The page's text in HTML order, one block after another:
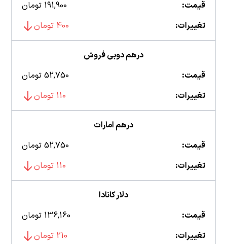
قیمت:
191,900 تومان
تغییرات:
400 تومان
درهم دوبی فروش
قیمت:
52,750 تومان
تغییرات:
110 تومان
درهم امارات
قیمت:
52,750 تومان
تغییرات:
110 تومان
دلار کانادا
قیمت:
136,160 تومان
تغییرات:
210 تومان